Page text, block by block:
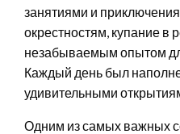
занятиями и
окрестностям, купание в
незабываемым опытом
Каждый день был
удивительными
Одним из самых важных